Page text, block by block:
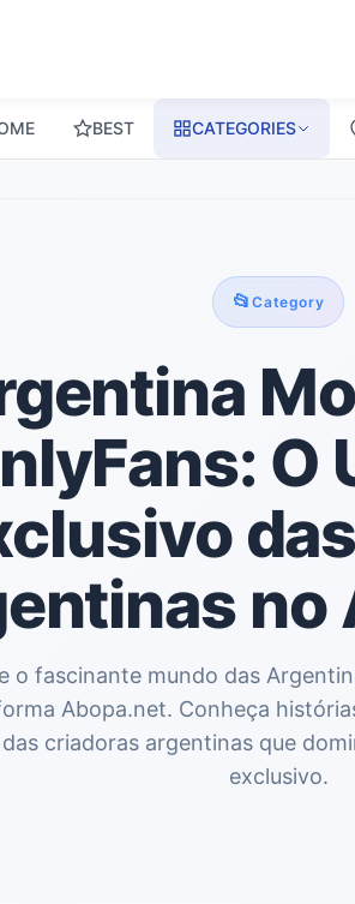
BEST CATEGORIES
📂Category
O
no
o fascinante mundo das
Abopa.net. Conheça
criadoras argentinas que
exclusivo.